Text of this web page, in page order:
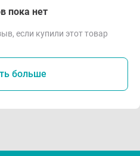
пока нет
если купили этот товар
больше